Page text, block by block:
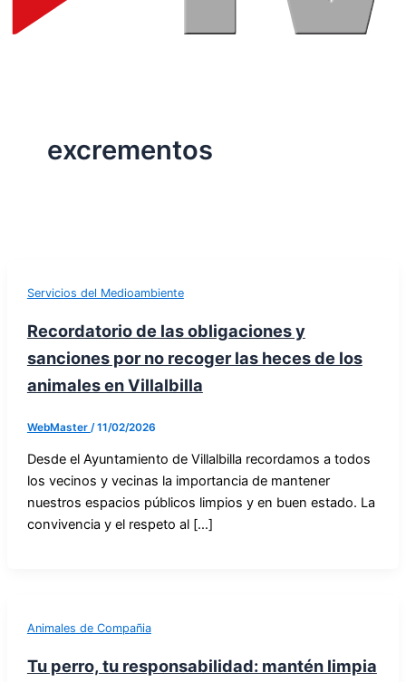
excrementos
Servicios del Medioambiente
Recordatorio de las obligaciones y
sanciones por no recoger las heces de los
animales en Villalbilla
WebMaster /11/02/2026
Desde el Ayuntamiento de Villalbilla recordamos a todos
los vecinos y vecinas la importancia de mantener
nuestros espacios públicos limpios y en buen estado. La
convivencia y el respeto al […]
Animales de Compañia
Tu perro, tu responsabilidad: mantén limpia